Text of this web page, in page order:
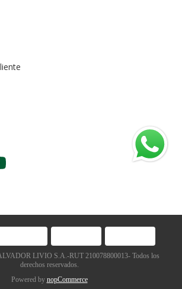
LIVIO S.A.-RUT 210078800013- Todos los
derechos reservados.
Powered by nopCommerce